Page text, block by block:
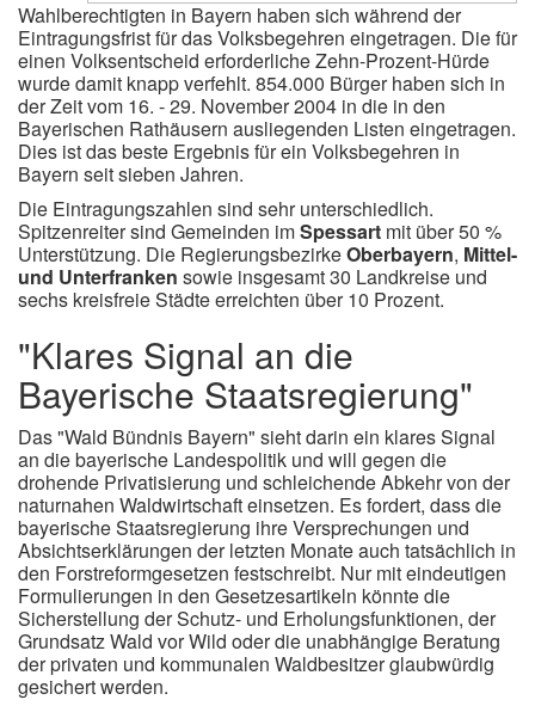
Wahlberechtigten in Bayern haben sich während der
Eintragungsfrist für das Volksbegehren eingetragen. Die für
einen Volksentscheid erforderliche Zehn-Prozent-Hürde
wurde damit knapp verfehlt. 854.000 Bürger haben sich in
der Zeit vom 16. - 29. November 2004 in die in den
Bayerischen Rathäusern ausliegenden Listen eingetragen.
Dies ist das beste Ergebnis für ein Volksbegehren in
Bayern seit sieben Jahren.
Die Eintragungszahlen sind sehr unterschiedlich.
Spitzenreiter sind Gemeinden imSpessart mit über 50 %
Unterstützung. Die RegierungsbezirkeOberbayern, Mittel-
und Unterfranken sowie insgesamt 30 Landkreise und
sechs kreisfreie Städte erreichten über 10 Prozent.
"Klares Signal an die
Bayerische Staatsregierung"
Das "Wald Bündnis Bayern" sieht darin ein klares Signal
an die bayerische Landespolitik und will gegen die
drohende Privatisierung und schleichende Abkehr von der
naturnahen Waldwirtschaft einsetzen. Es fordert, dass die
bayerische Staatsregierung ihre Versprechungen und
Absichtserklärungen der letzten Monate auch tatsächlich in
den Forstreformgesetzen festschreibt. Nur mit eindeutigen
Formulierungen in den Gesetzesartikeln könnte die
Sicherstellung der Schutz- und Erholungsfunktionen, der
Grundsatz Wald vor Wild oder die unabhängige Beratung
der privaten und kommunalen Waldbesitzer glaubwürdig
gesichert werden.